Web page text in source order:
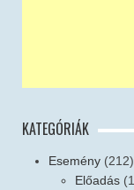
KATEGÓRIÁK
Esemény (212)
Előadás